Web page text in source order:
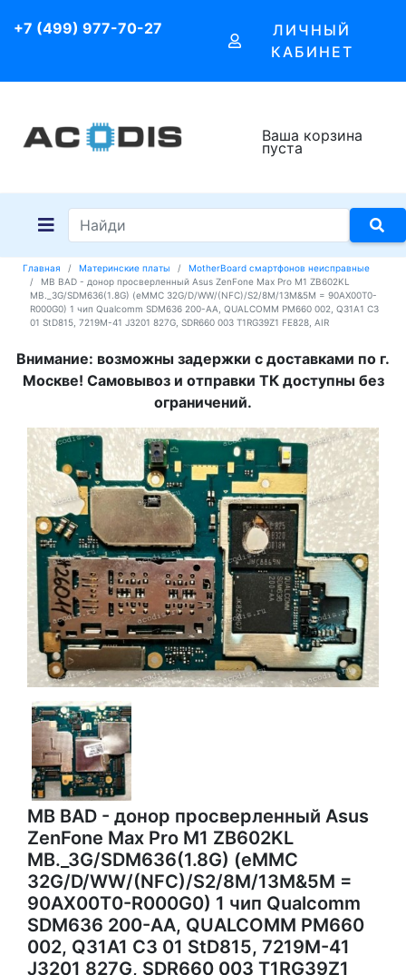
+7 (499) 977-70-27
ЛИЧНЫЙ
КАБИНЕТ
Ваша корзина
пуста
Главная Материнские платы
MotherBoard смартфонов неисправные
MB BAD - донор просверленный Asus ZenFone Max Pro M1 ZB602KL
MB._3G/SDM636(1.8G) (eMMC 32G/D/WW/(NFC)/S2/8M/13M&5M = 90AX00T0-
R000G0) 1 чип Qualcomm SDM636 200-AA, QUALCOMM PM660 002, Q31A1 C3
01 StD815, 7219M-41 J3201 827G, SDR660 003 T1RG39Z1 FE828, AIR
Внимание: возможны задержки с доставками по г.
Москве! Самовывоз и отправки ТК доступны без
ограничений.
MB BAD - донор просверленный Asus
ZenFone Max Pro M1 ZB602KL
MB._3G/SDM636(1.8G) (eMMC
32G/D/WW/(NFC)/S2/8M/13M&5M =
90AX00T0-R000G0) 1 чип Qualcomm
SDM636 200-AA, QUALCOMM PM660
002, Q31A1 C3 01 StD815, 7219M-41
J3201 827G, SDR660 003 T1RG39Z1